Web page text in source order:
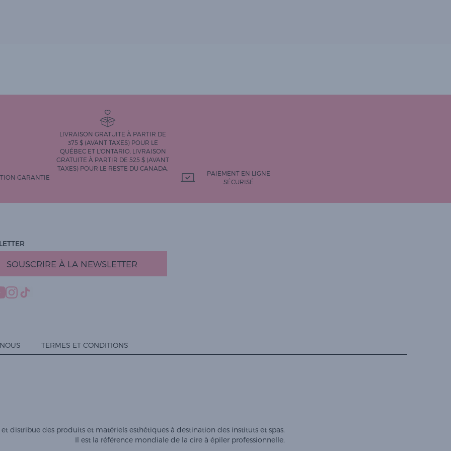
en garantissant la conformité avec les réglementations. Personnalisez vos préférences pour contrôler la manière dont vos informations sont manipulées.
GARANTIE
LIVRAISON GRATUITE À PARTIR DE
375 $ (AVANT TAXES) POUR LE
QUÉBEC ET L'ONTARIO. LIVRAISON
GRATUITE À PARTIR DE 525 $ (AVANT
TAXES) POUR LE RESTE DU CANADA.
PAIEMENT EN LIGNE
SÉCURISÉ
SOUSCRIRE À LA NEWSLETTER
TERMES ET CONDITIONS
distribue des produits et matériels esthétiques à destination des instituts et spas.
Il est la référence mondiale de la cire à épiler professionnelle.